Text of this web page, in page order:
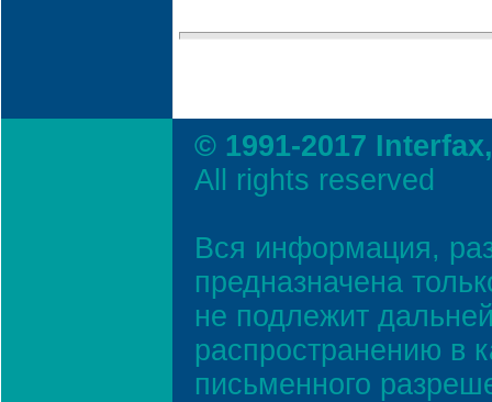
© 1991-2017
All rights reserved
Вся информация,
предназначена
не подлежит
распространению в
письменного